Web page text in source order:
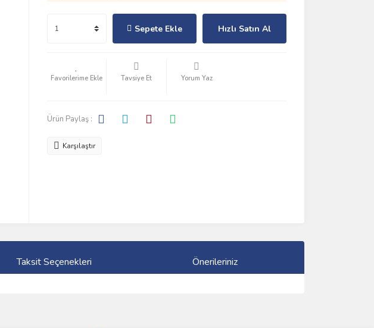
Sepete Ekle Hızlı Satın Al
Tavsiye Et Yorum Yaz
Ürün Paylaş :
Karşılaştır
Taksit Seçenekleri Önerileriniz